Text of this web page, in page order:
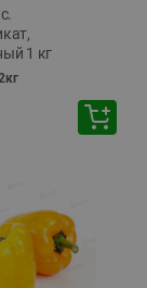
1 кг